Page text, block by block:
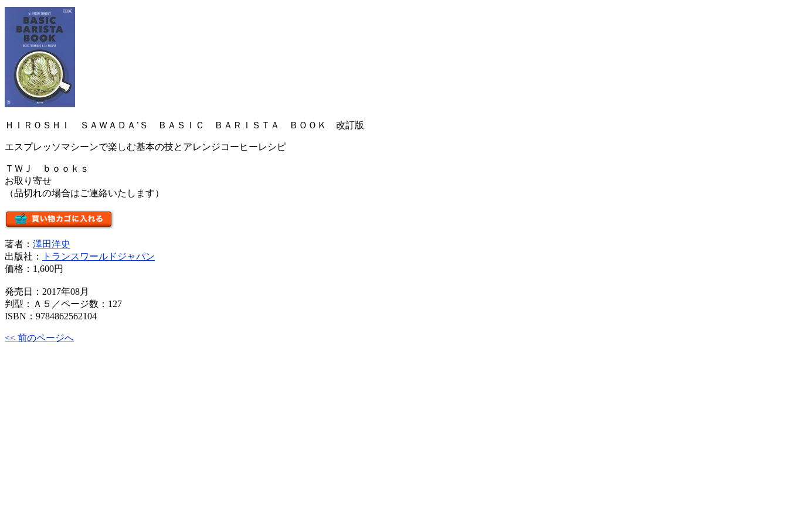
ＨＩＲＯＳＨＩ ＳＡＷＡＤＡ’Ｓ ＢＡＳＩＣ ＢＡＲＩＳＴＡ ＢＯＯＫ 改訂版
エスプレッソマシーンで楽しむ基本の技とアレンジコーヒーレシピ
ＴＷＪ ｂｏｏｋｓ
お取り寄せ
（品切れの場合はご連絡いたします）
著者： 澤田洋史
出版社：
トランスワールドジャパン
価格： 1,600円
発売日：2017年08月
判型：Ａ５／ページ数：127
ISBN：9784862562104
<< 前のページへ